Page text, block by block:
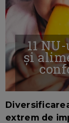
11
și
extrem de